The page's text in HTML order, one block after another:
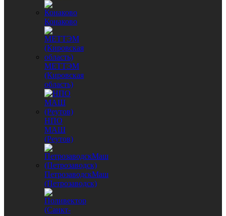
Конаково
МЕТТЭМ
(Кировская
область)
НПО
МАШ
(Реутов)
ПетрозаводскМаш
(Петрозаводск)